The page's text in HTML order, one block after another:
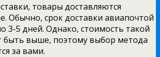
товары доставляются
Обычно, срок доставки авиапочтой
3-5 дней. Однако, стоимость такой
быть выше, поэтому выбор метода
за вами.